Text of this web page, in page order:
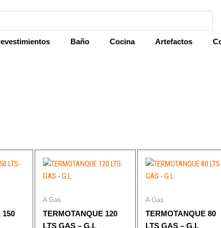
Baño Cocina Artefactos
150
A Gas
TERMOTANQUE 120
LTS GAS – G.L
A Gas
TERMOTANQUE 80
LTS GAS – G.L